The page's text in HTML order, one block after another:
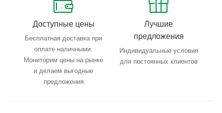
Доступные цены
Бесплатная доставка при
оплате наличными.
Мониторим цены на рынке
и делаем выгодные
предложения
Лучшие
предложения
Индивидуальные условия
для постоянных клиентов